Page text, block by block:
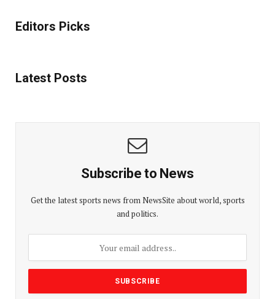
Editors Picks
Latest Posts
Subscribe to News
Get the latest sports news from NewsSite about world, sports
and politics.